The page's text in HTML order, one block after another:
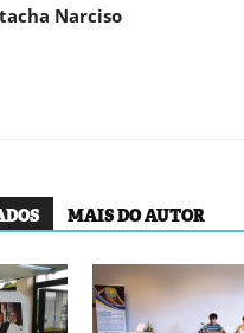
Narciso
MAIS DO AUTOR